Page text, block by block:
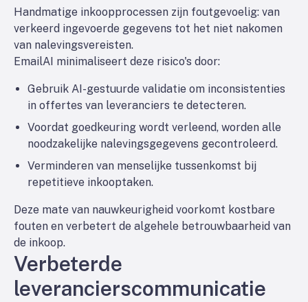
Handmatige inkoopprocessen zijn foutgevoelig: van
verkeerd ingevoerde gegevens tot het niet nakomen
van nalevingsvereisten.
EmailAI minimaliseert deze risico's door:
Gebruik AI-gestuurde validatie om inconsistenties
in offertes van leveranciers te detecteren.
Voordat goedkeuring wordt verleend, worden alle
noodzakelijke nalevingsgegevens gecontroleerd.
Verminderen van menselijke tussenkomst bij
repetitieve inkooptaken.
Deze mate van nauwkeurigheid voorkomt kostbare
fouten en verbetert de algehele betrouwbaarheid van
de inkoop.
Verbeterde
leverancierscommunicatie